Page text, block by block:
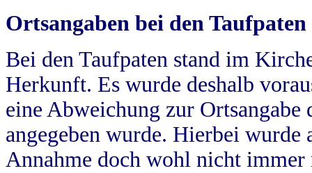
Ortsangaben bei den Taufpaten
Bei den Taufpaten stand im
Herkunft. Es wurde deshalb
eine Abweichung zur
angegeben wurde. Hierbei wurde
Annahme doch wohl nicht